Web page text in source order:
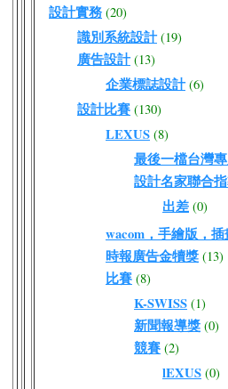
設計實務 (20)
識別系統設計 (19)
廣告設計 (13)
企業標誌設計 (6)
設計比賽 (130)
LEXUS (8)
最後一檔台灣
設計名家聯合
出差 (0)
wacom，手繪版，
時報廣告金犢獎 (13)
比賽 (8)
K-SWISS (1)
新聞報導獎 (0)
競賽 (2)
lEXUS (0)